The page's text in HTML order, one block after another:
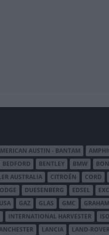
AUSTIN - BANTAM
BEDFORD BENTLEY BMW
AUSTRALIA CITROËN CORD
DUESENBERG EDSEL
GAZ GLAS GMC GRAHAM
INTERNATIONAL HARVESTER ISO
LANCIA LAND-ROVER